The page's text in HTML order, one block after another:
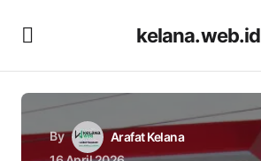
kelana.web.id
By
Arafat Kelana